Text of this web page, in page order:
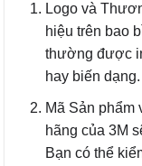
Logo và
hiệu trên bao
thường được
hay biến dạng.
Mã Sản phẩm
hãng của 3M
Bạn có thể